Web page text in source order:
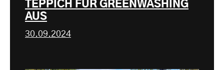
TEPPICH FÜR GREENWASHING
AUS
30.09.2024